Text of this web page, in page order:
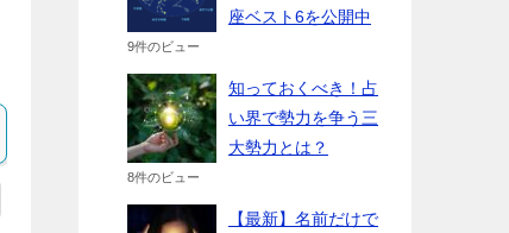
座ベスト6を公開中
9件のビュー
知っておくべき！占
い界で勢力を争う三
大勢力とは？
8件のビュー
【最新】名前だけで